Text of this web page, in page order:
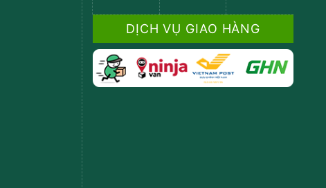
DỊCH VỤ GIAO HÀNG